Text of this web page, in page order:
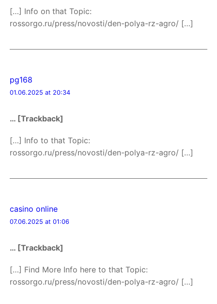
[…] Info on that Topic:
rossorgo.ru/press/novosti/den-polya-rz-agro/ […]
pg168
01.06.2025 at 20:34
… [Trackback]
[…] Info to that Topic:
rossorgo.ru/press/novosti/den-polya-rz-agro/ […]
casino online
07.06.2025 at 01:06
… [Trackback]
[…] Find More Info here to that Topic:
rossorgo.ru/press/novosti/den-polya-rz-agro/ […]